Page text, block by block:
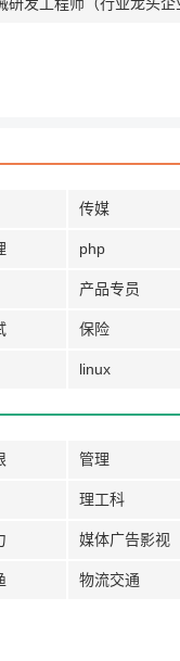
传媒
php
产品专员
保险
linux
管理
理工科
媒体广告影视
物流交通